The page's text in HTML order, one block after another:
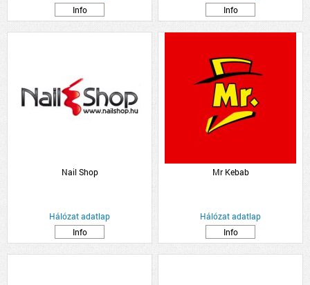
Info
Info
Nail Shop
Hálózat adatlap
Info
Mr Kebab
Hálózat adatlap
Info